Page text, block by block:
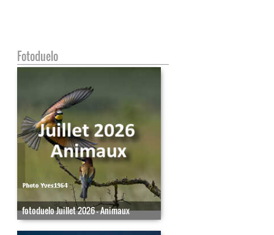
Fotoduelo
fotoduelo Juillet 2026 - Animaux